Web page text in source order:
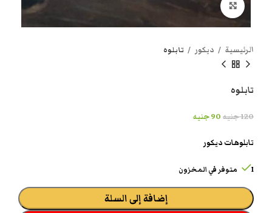
انقر هنا لتكبير الصورة
الرئيسية ديكور تابلوه
تابلوه
120جنيه 90جنيه
تابلوهات ديكور
1 متوفر في المخزون
إضافة إلى السلة